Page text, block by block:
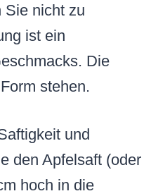
Sie nicht zu
ist ein
Die
stehen.
und
den Apfelsaft (oder
hoch in die